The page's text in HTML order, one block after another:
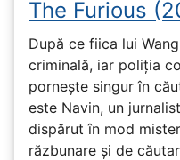
The Furious
După ce fiica lui
criminală, iar poliția
pornește singur în
este Navin, un
dispărut în mod
răzbunare și de